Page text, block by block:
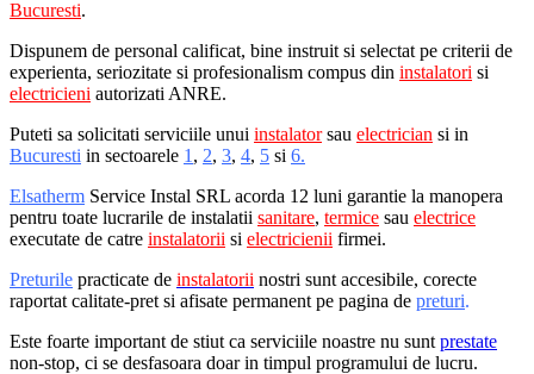
Bucuresti.
Dispunem de personal calificat, bine instruit si selectat pe criterii de
experienta, seriozitate si profesionalism compus din instalatori si
electricieni autorizati ANRE.
Puteti sa solicitati serviciile unui instalatorsau electrician si in
Bucuresti in sectoarele 1 , 2, 3, 4, 5 si 6.
Elsatherm Service Instal SRL acorda 12 luni garantie la manopera
pentru toate lucrarile de instalatii sanitare, termice sau electrice
executate de catre instalatorii si electricienii firmei.
Preturile practicate de instalatorii nostri sunt accesibile, corecte
raportat calitate-pret si afisate permanent pe pagina de preturi.
Este foarte important de stiut ca serviciile noastre nu sunt prestate
non-stop, ci se desfasoara doar in timpul programului de lucru.